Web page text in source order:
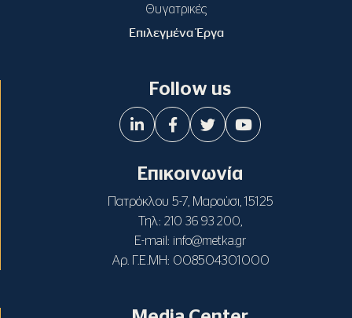
Θυγατρικές
Επιλεγμένα Έργα
Follow us
Επικοινωνία
Πατρόκλου 5-7, Μαρούσι, 15125
Τηλ: 210 36 93 200
E-mail: info@metka.gr
Αρ. Γ.Ε.ΜΗ: 008504301000